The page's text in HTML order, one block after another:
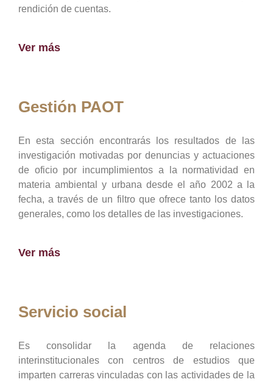
rendición de cuentas.
Ver más
Gestión PAOT
En esta sección encontrarás los resultados de las
investigación motivadas por denuncias y actuaciones
de oficio por incumplimientos a la normatividad en
materia ambiental y urbana desde el año 2002 a la
fecha, a través de un filtro que ofrece tanto los datos
generales, como los detalles de las investigaciones.
Ver más
Servicio social
Es consolidar la agenda de relaciones
interinstitucionales con centros de estudios que
imparten carreras vinculadas con las actividades de la